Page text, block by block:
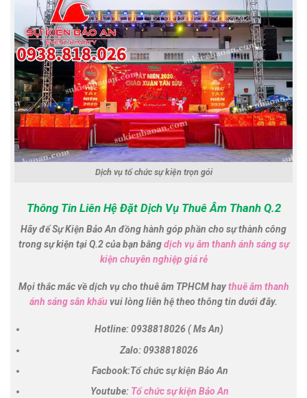
Dịch vụ tổ chức sự kiện trọn gói
Thông Tin Liên Hệ Đặt Dịch Vụ Thuê Âm Thanh Q.2
Hãy để Sự Kiện Bảo An đồng hành góp phần cho sự thành công
trong sự kiện tại Q.2 của bạn bằngdịch vụ âm thanh ánh sáng sự
kiện chuyên nghiệp giá rẻ
Mọi thắc mắc vềdịch vụ cho thuê âm TPHCMhaythuê âm thanh
ánh sáng sân khấuvui lòng liên hệ theo thông tin dưới đây.
Hotline: 0938818026 ( Ms An)
Zalo: 0938818026
Facbook:Tổ chức sự kiện Bảo An
Youtube: Tổ chức sự kiện Bảo An